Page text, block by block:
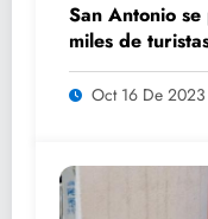
San Antonio
miles de
K’AILEM
Oct 16 De 2023